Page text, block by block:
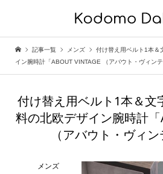
記事一覧 メンズ
付け替え用ベルト1本＆
イン腕時計「ABOUT VINTAGE （アバウト・ヴィンテ
付け替え用ベルト1本＆文
料の北欧デザイン腕時計
（アバウト・ヴィン
メンズ